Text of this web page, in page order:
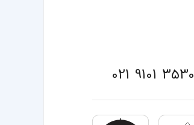
021 9101 3530